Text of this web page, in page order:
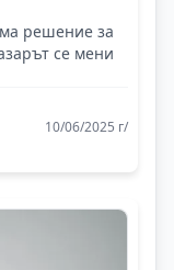
решение за
се мени
10/06/2025 г/